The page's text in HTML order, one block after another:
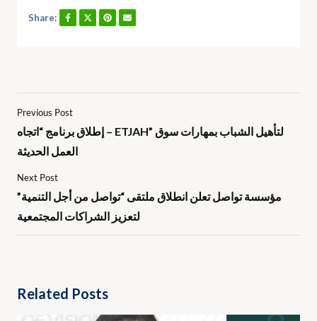
Share:
Previous Post
إطلاق برنامج “اتجاه – ETJAH” لتأهيل الشباب بمهارات سوق
العمل الحديثة
Next Post
مؤسسة تواصل تعلن انطلاق ملتقى “تواصل من أجل التنمية”
لتعزيز الشراكات المجتمعية
Related Posts